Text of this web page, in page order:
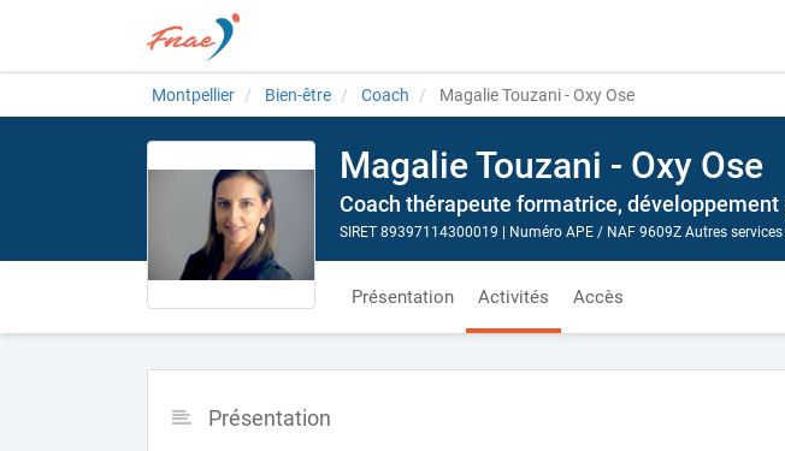
Montpellier Bien-être Coach Magalie Touzani - Oxy Ose
Magalie Touzani - Oxy Ose
Coach thérapeute formatrice,
SIRET 89397114300019 Numéro APE / NAF 9609Z Autres
Présentation Activités Accès
Présentation